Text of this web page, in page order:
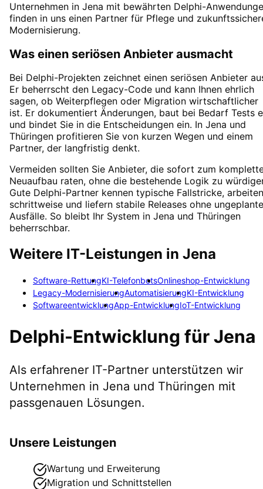
Unternehmen in Jena mit bewährten Delphi-
finden in uns einen Partner für Pflege und
Modernisierung.
Was einen seriösen Anbieter ausmacht
Bei Delphi-Projekten zeichnet einen seriösen Anbieter
Er beherrscht den Legacy-Code und kann Ihnen ehrlich
sagen, ob Weiterpflegen oder Migration wirtschaftlicher
ist. Er dokumentiert Änderungen, baut bei Bedarf Tests
und bindet Sie in die Entscheidungen ein. In Jena und
Thüringen profitieren Sie von kurzen Wegen und einem
Partner, der langfristig denkt.
Vermeiden sollten Sie Anbieter, die sofort zum
Neuaufbau raten, ohne die bestehende Logik zu
Gute Delphi-Partner kennen typische Fallstricke, arbeiten
schrittweise und liefern stabile Releases ohne ungeplante
Ausfälle. So bleibt Ihr System in Jena und Thüringen
beherrschbar.
Weitere IT-Leistungen in Jena
Software-RettungKI-TelefonbotsOnlineshop-Entwicklung
Legacy-ModernisierungAutomatisierungKI-Entwicklung
SoftwareentwicklungApp-EntwicklungIoT-Entwicklung
Delphi-Entwicklung fürJena
Als erfahrener IT-Partner unterstützen wir
Unternehmen in Jena und Thüringen mit
passgenauen Lösungen.
Unsere Leistungen
Wartung und Erweiterung
Migration und Schnittstellen